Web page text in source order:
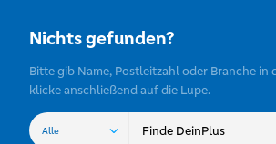
Nichts gefunden?
Bitte gib Name, Postleitzahl oder Branche in
klicke anschließend auf die Lupe.